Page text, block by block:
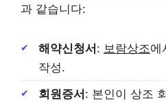
과 같습니다:
해약신청서: 보람상조에
작성.
회원증서: 본인이 상조